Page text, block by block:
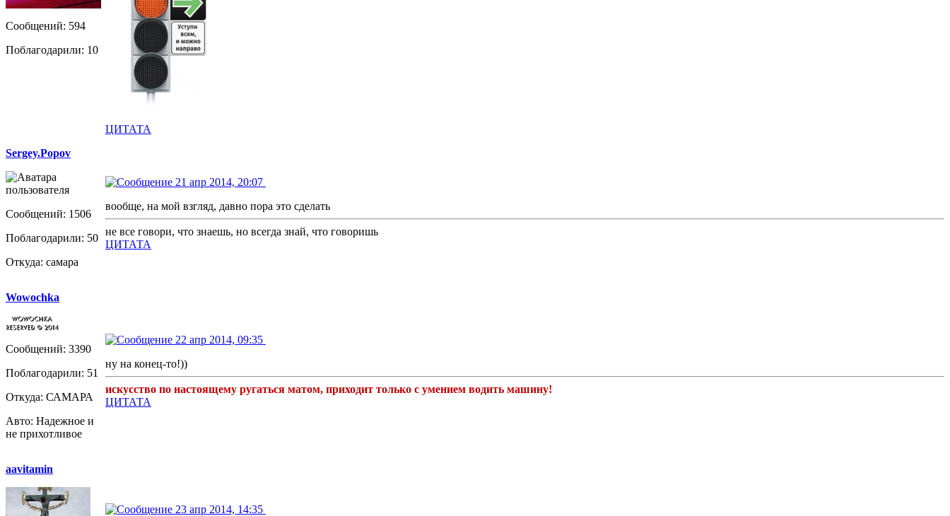
Сообщений: 594
Поблагодарили: 10
ЦИТАТА
Sergey.Popov
Сообщений: 1506
Поблагодарили: 50
Откуда: самара
21 апр 2014, 20:07
вообще, на мой взгляд, давно пора это сделать
не все говори, что знаешь, но всегда знай, что говоришь
ЦИТАТА
Wowochka
Сообщений: 3390
Поблагодарили: 51
Откуда: САМАРА
Авто: Надежное и
не прихотливое
22 апр 2014, 09:35
ну на конец-то!))
искусство по настоящему ругаться матом, приходит только с умением водить машину!
ЦИТАТА
aavitamin
23 апр 2014, 14:35